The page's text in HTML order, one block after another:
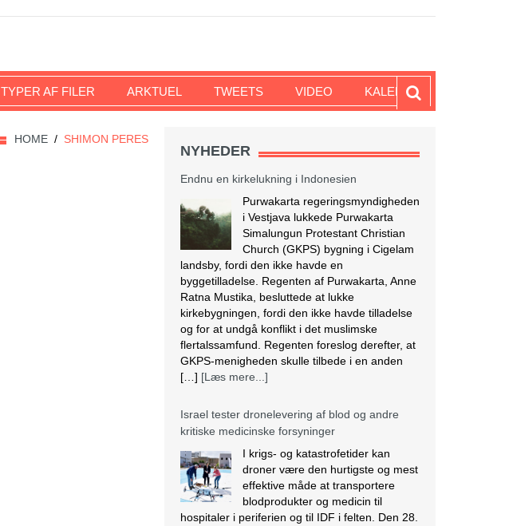
TYPER AF FILER ARKTUEL TWEETS VIDEO KALENDER
HOME / SHIMON PERES
NYHEDER
Endnu en kirkelukning i Indonesien
Purwakarta regeringsmyndigheden
i Vestjava lukkede Purwakarta
Simalungun Protestant Christian
Church (GKPS) bygning i Cigelam
landsby, fordi den ikke havde en
byggetilladelse. Regenten af Purwakarta, Anne
Ratna Mustika, besluttede at lukke
kirkebygningen, fordi den ikke havde tilladelse
og for at undgå konflikt i det muslimske
flertalssamfund. Regenten foreslog derefter, at
GKPS-menigheden skulle tilbede i en anden
[…] [Læs mere...]
Israel tester dronelevering af blod og andre
kritiske medicinske forsyninger
I krigs- og katastrofetider kan
droner være den hurtigste og mest
effektive måde at transportere
blodprodukter og medicin til
hospitaler i periferien og til IDF i felten. Den 28.